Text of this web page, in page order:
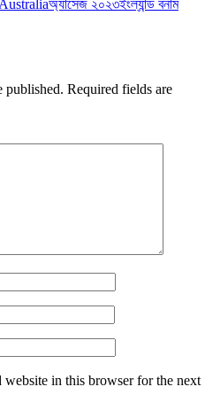
অ্যাসেজ ২০২৩ইংল্যান্ড বনাম
published. Required fields are
website in this browser for the next